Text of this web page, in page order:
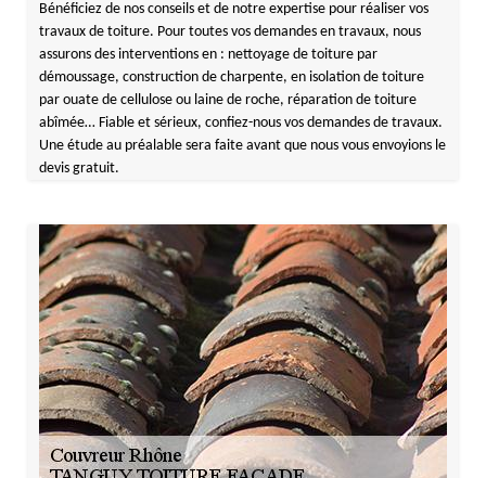
Bénéficiez de nos conseils et de notre expertise pour réaliser vos
travaux de toiture. Pour toutes vos demandes en travaux, nous
assurons des interventions en : nettoyage de toiture par
démoussage, construction de charpente, en isolation de toiture
par ouate de cellulose ou laine de roche, réparation de toiture
abîmée… Fiable et sérieux, confiez-nous vos demandes de travaux.
Une étude au préalable sera faite avant que nous vous envoyions le
devis gratuit.